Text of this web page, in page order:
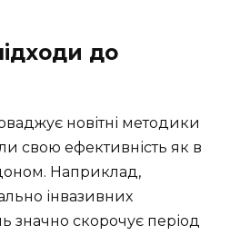
до
новітні методики
свою ефективність як в
Наприклад,
інвазивних
значно скорочує період